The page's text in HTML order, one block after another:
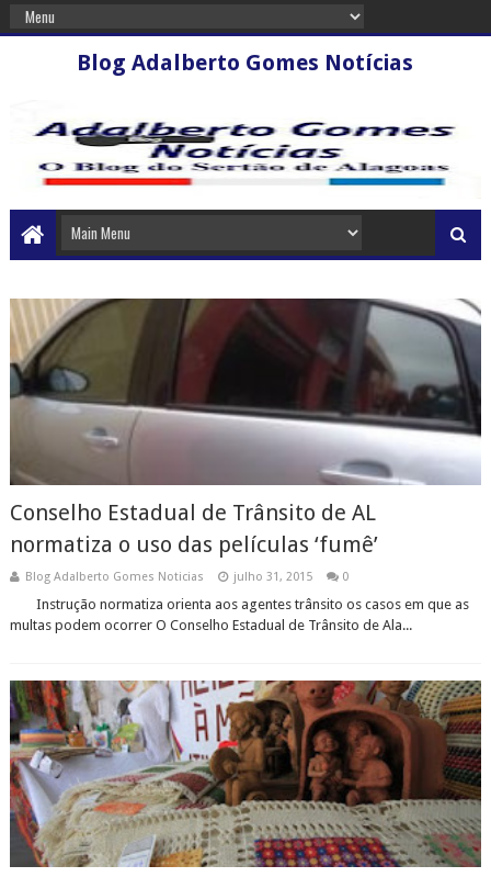
Blog Adalberto Gomes Notícias
Conselho Estadual de Trânsito de AL
normatiza o uso das películas ‘fumê’
Blog Adalberto Gomes Noticias julho 31, 2015 0
Instrução normatiza orienta aos agentes trânsito os casos em que as
multas podem ocorrer O Conselho Estadual de Trânsito de Ala...